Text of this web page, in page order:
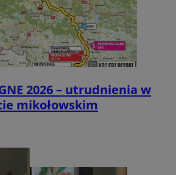
2026 – utrudnienia w
mikołowskim